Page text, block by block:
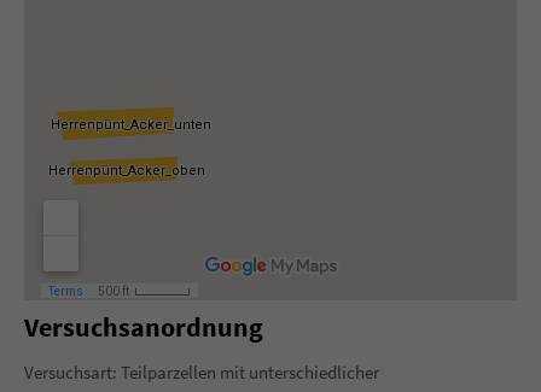
Aenean commodo ligula eget dolor. Aenean massa. Cum
sociis natoque penatibus et magnis dis parturient montes,
nascetur ridiculus mus. Donec quam felis, ultricies nec.
Versuchsanordnung
Versuchsart: Teilparzellen mit unterschiedlicher